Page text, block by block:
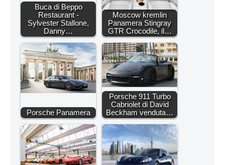
Buca di Beppo
Restaurant -
Sylvester Stallone,
Danny…
Moscow kremlin
Panamera Stingray
GTR Crocodile, il…
Porsche Panamera
Porsche 911 Turbo
Cabriolet di David
Beckham venduta…